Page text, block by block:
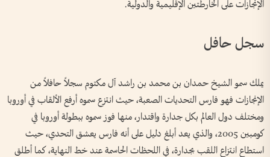
الإنجازات على الخارطتين الإقليمية والدولية.
سجل حافل
يملك سمو الشيخ حمدان بن محمد بن راشد آل مكتوم سجلاً حافلاً من
الإنجازات فهو فارس التحديات الصعبة، حيث انتزع سموه أرفع الألقاب في أوروبا
ومختلف دول العالم بكل جدارة واقتدار، منها فوز سموه ببطولة أوروبا في
كومبين 2005، والذي يعد أبلغ دليل على أنه فارس يعشق التحدي، حيث
استطاع انتزاع اللقب بجدارة، في اللحظات الحاسمة عند خط النهاية، كما أطلق